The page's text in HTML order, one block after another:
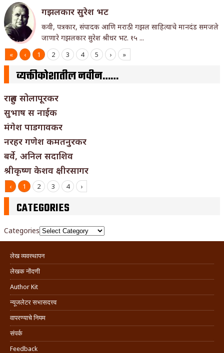
गझलकार सुरेश भट
कवी, पत्रकार, संपादक आणि मराठी गझल साहित्याचे मानदंड समजले
जाणारे गझलकार सुरेश श्रीधर भट. १५ ...
« ‹ 1 2 3 4 5 › »
व्यक्तीकोशातील नवीन……
राहुल सोलापूरकर
सुभाष स नाईक
मंगेश पाडगावकर
नरहर गणेश कमतनुरकर
बर्वे, अनिल सदाशिव
श्रीकृष्ण केशव क्षीरसागर
‹ 1 2 3 4 ›
CATEGORIES
Categories
लेख व्यवस्थापन
लेखक नोंदणी
Author Kit
न्यूजलेटर सभासदत्त्व
वापरण्याचे नियम
संपर्क
Feedback